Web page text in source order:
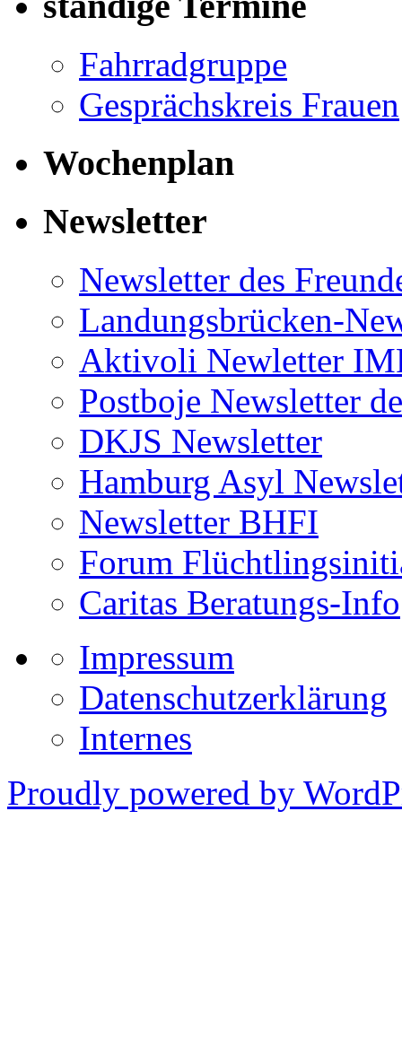
Fahrradgruppe
Gesprächskreis Frauen
Wochenplan
Newsletter
Newsletter des
Landungsbrücken-
Aktivoli Newletter
Postboje Newsletter
DKJS Newsletter
Hamburg Asyl
Newsletter BHFI
Forum
Caritas Beratungs-Info
Impressum
Datenschutzerklärung
Internes
Proudly powered by